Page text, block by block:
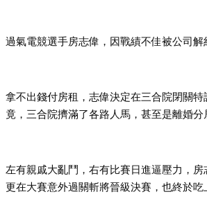
過氣電競選手房志偉，因戰績不佳被公司
拿不出錢付房租，志偉決定在三合院閉關
竟，三合院擠滿了各路人馬，甚至是離婚分
左有親戚大亂鬥，右有比賽日進逼壓力，
更在大賽意外過關斬將晉級決賽，也終於